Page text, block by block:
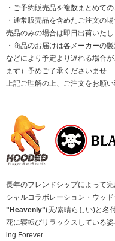
・ご予約販売品を複数まとめて
・通常販売品を含めたご注文の
売品のみの場合は即日出荷いたし
・商品のお届けは各メーカーの
などにより予定より遅れる場合
ます）予めご了承くださいませ
上記ご理解の上、ご注文をお願
長年のフレンドシップによって
シャルコラボレーション・ウッド
"Heavenly"(天/素晴らしい)と名
花に寝転びリラックスしている
ing Forever